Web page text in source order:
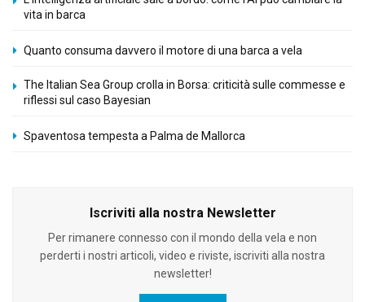
vita in barca
Quanto consuma davvero il motore di una barca a vela
The Italian Sea Group crolla in Borsa: criticità sulle commesse e
riflessi sul caso Bayesian
Spaventosa tempesta a Palma de Mallorca
Iscriviti alla nostra Newsletter
Per rimanere connesso con il mondo della vela e non
perderti i nostri articoli, video e riviste, iscriviti alla nostra
newsletter!